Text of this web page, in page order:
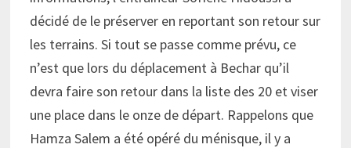
décidé de le préserver en reportant son retour sur
les terrains. Si tout se passe comme prévu, ce
n’est que lors du déplacement à Bechar qu’il
devra faire son retour dans la liste des 20 et viser
une place dans le onze de départ. Rappelons que
Hamza Salem a été opéré du ménisque, il y a